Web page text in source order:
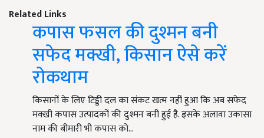
Related Links
कपास फसल की दुश्मन बनी
सफेद मक्खी, किसान ऐसे करें
रोकथाम
किसानों के लिए टिड्डी दल का संकट खत्म नहीं हुआ कि अब सफेद
मक्खी कपास उत्पादकों की दुश्मन बनी हुई है. इसके अलावा उकासा
नाम की बीमारी भी कपास को…